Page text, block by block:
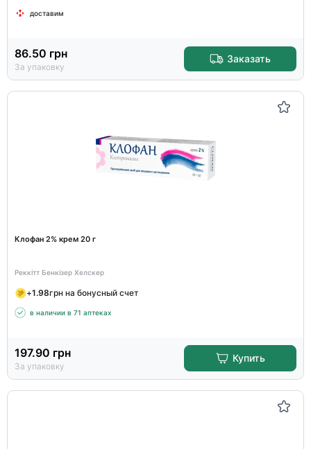
доставим
86.50 грн
За упаковку
Заказать
Клофан 2% крем 20 г
Реккітт Бенкізер Хелскер
+1.98грн на бонусный счет
в наличии в 71 аптеках
197.90 грн
За упаковку
Купить